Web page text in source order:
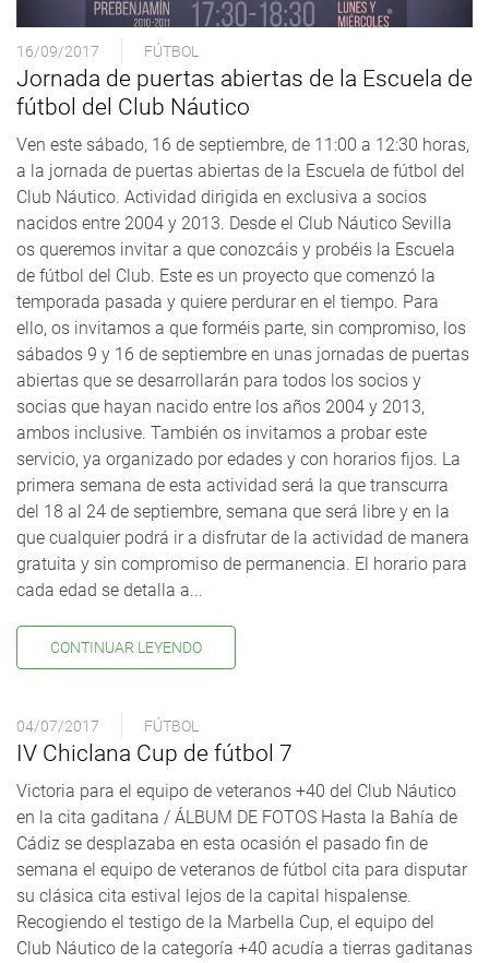
16/09/2017 FÚTBOL
Jornada de puertas abiertas de la Escuela de
fútbol del Club Náutico
Ven este sábado, 16 de septiembre, de 11:00 a 12:30 horas,
a la jornada de puertas abiertas de la Escuela de fútbol del
Club Náutico. Actividad dirigida en exclusiva a socios
nacidos entre 2004 y 2013. Desde el Club Náutico Sevilla
os queremos invitar a que conozcáis y probéis la Escuela
de fútbol del Club. Este es un proyecto que comenzó la
temporada pasada y quiere perdurar en el tiempo. Para
ello, os invitamos a que forméis parte, sin compromiso, los
sábados 9 y 16 de septiembre en unas jornadas de puertas
abiertas que se desarrollarán para todos los socios y
socias que hayan nacido entre los años 2004 y 2013,
ambos inclusive. También os invitamos a probar este
servicio, ya organizado por edades y con horarios fijos. La
primera semana de esta actividad será la que transcurra
del 18 al 24 de septiembre, semana que será libre y en la
que cualquier podrá ir a disfrutar de la actividad de manera
gratuita y sin compromiso de permanencia. El horario para
cada edad se detalla a...
CONTINUAR LEYENDO
04/07/2017 FÚTBOL
IV Chiclana Cup de fútbol 7
Victoria para el equipo de veteranos +40 del Club Náutico
en la cita gaditana / ÁLBUM DE FOTOS Hasta la Bahía de
Cádiz se desplazaba en esta ocasión el pasado fin de
semana el equipo de veteranos de fútbol cita para disputar
su clásica cita estival lejos de la capital hispalense.
Recogiendo el testigo de la Marbella Cup, el equipo del
Club Náutico de la categoría +40 acudía a tierras gaditanas